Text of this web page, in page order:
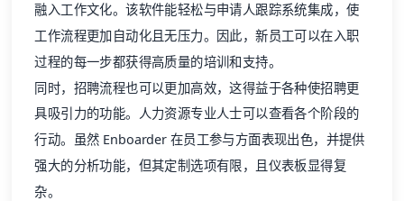
融入工作文化。该软件能轻松与申请人跟踪系统集成，使
工作流程更加自动化且无压力。因此，新员工可以在入职
过程的每一步都获得高质量的培训和支持。
同时，招聘流程也可以更加高效，这得益于各种使招聘更
具吸引力的功能。人力资源专业人士可以查看各个阶段的
行动。虽然 Enboarder 在员工参与方面表现出色，并提供
强大的分析功能，但其定制选项有限，且仪表板显得复
杂。